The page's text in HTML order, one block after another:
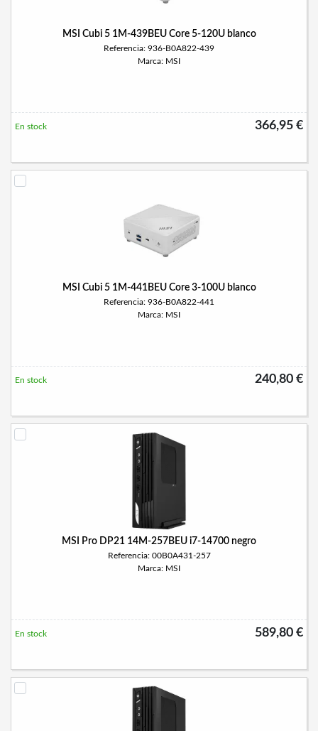
MSI Cubi 5 1M-439BEU Core 5-120U blanco
Referencia: 936-B0A822-439
Marca: MSI
366,95 €
En stock
MSI Cubi 5 1M-441BEU Core 3-100U blanco
Referencia: 936-B0A822-441
Marca: MSI
240,80 €
En stock
MSI Pro DP21 14M-257BEU i7-14700 negro
Referencia: 00B0A431-257
Marca: MSI
589,80 €
En stock